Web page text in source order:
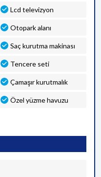
Lcd televizyon
Otopark alanı
Saç kurutma makinası
Tencere seti
Çamaşır kurutmalık
Özel yüzme havuzu